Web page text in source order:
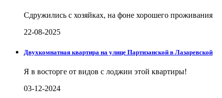
Сдружились с хозяйках, на фоне хорошего проживания
22-08-2025
Двухкомнатная квартира на улице Партизанской в Лазаревской
Я в восторге от видов с лоджии этой квартиры!
03-12-2024